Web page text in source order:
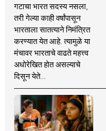
गटाचा भारत सदस्य नसला,
तरी गेल्या काही वर्षांपासून
भारताला सातत्याने निमंत्रित
करण्यात येत आहे. त्यामुळे या
मंचावर भारताचे वाढते महत्त्व
अधोरेखित होत असल्याचे
दिसून येते...